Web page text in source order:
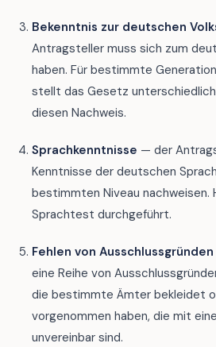
Bekenntnis zur deutschen
Antragsteller muss sich zum
haben. Für bestimmte
stellt das Gesetz
diesen Nachweis.
Sprachkenntnisse — der
Kenntnisse der deutschen
bestimmten Niveau nachweisen.
Sprachtest durchgeführt.
Fehlen von Ausschlussgründen
eine Reihe von
die bestimmte Ämter bekleidet
vorgenommen haben, die mit
unvereinbar sind.